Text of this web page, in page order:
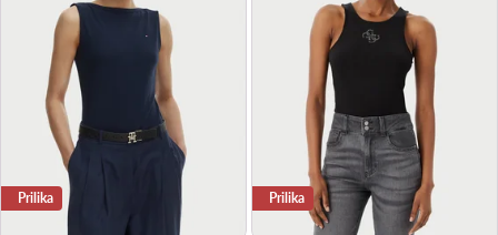
Prilika Prilika